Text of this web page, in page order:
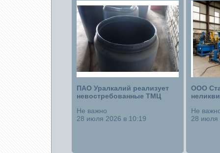
ПАО Уралкалий реализует
невостребованные ТМЦ
Не важно
28 июля 2026 в 10:19
ООО
Не
28 июля